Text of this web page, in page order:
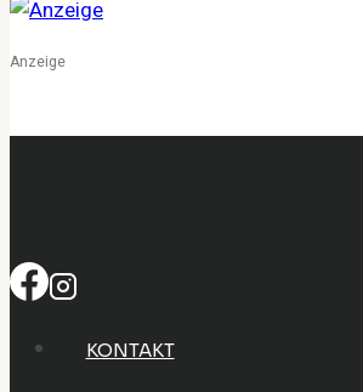
Anzeige
KONTAKT